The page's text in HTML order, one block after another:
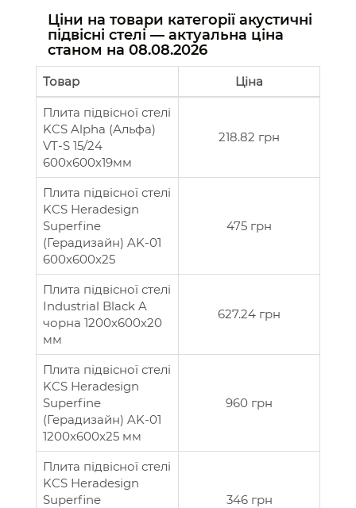
Ціни на товари категорії акустичні
підвісні стелі — актуальна ціна
станом на 08.08.2026
Товар Ціна
Плита підвісної стелі
KCS Alpha (Альфа)
VT-S 15/24
600х600х19мм
218.82 грн
Плита підвісної стелі
KCS Heradesign
Superfine
(Герадизайн) AK-01
600x600x25
475 грн
Плита підвісної стелі
Industrial Black A
чорна 1200х600х20
мм
627.24 грн
Плита підвісної стелі
KCS Heradesign
Superfine
(Герадизайн) AK-01
1200x600x25 мм
960 грн
Плита підвісної стелі
KCS Heradesign
Superfine
346 грн